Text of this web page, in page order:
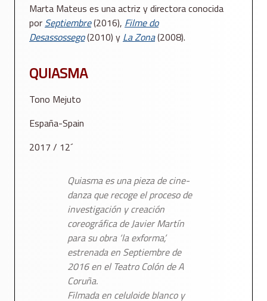
Marta Mateus es una actriz y directora conocida
por Septiembre(2016), Filme do
Desassossego(2010) y La Zona(2008).
QUIASMA
Tono Mejuto
España-Spain
2017 / 12´
Quiasmaes una pieza de cine-
danza que recoge el proceso de
investigación y creación
coreográfica de Javier Martín
para su obra ‘la exforma’,
estrenada en Septiembre de
2016 en el Teatro Colón de A
Coruña.
Filmada en celuloide blanco y